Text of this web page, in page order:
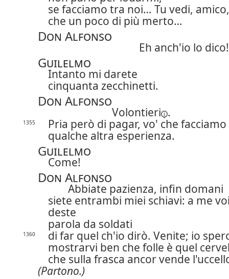
se facciamo tra noi… Tu vedi, amico,
che un poco di più merto…
Don Alfonso
Eh anch'io lo dico!
Guilelmo
Intanto mi darete
cinquanta zecchinetti.
Don Alfonso
Volontieri .
1355
Pria però di pagar, vo' che facciamo
qualche altra esperienza.
Guilelmo
Come!
Don Alfonso
Abbiate pazienza, infin domani
siete entrambi miei schiavi: a me
deste
parola da soldati
1360
di far quel ch'io dirò. Venite; io
mostrarvi ben che folle è quel
che sulla frasca ancor vende
(Partono.)